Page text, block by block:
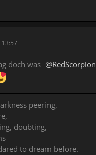
doch was RedScorpion
peering,
doubting,
to dream before.